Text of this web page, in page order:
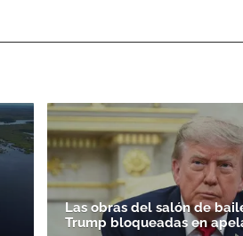
Las obras del salón de
Trump bloqueadas en